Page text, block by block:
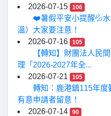
2026-07-15
106
❤️暑假平安小提醒💦
溫）大家要注意！
2026-07-16
105
【轉知】財團法人民
理「2026-2027年全...
2026-07-21
105
轉知：鹿港鎮115年
有意申請者留意！
2026-07-14
90